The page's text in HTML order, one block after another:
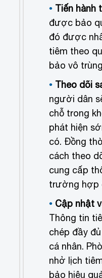
Tiến hành
được bảo
đó được
tiêm theo
bảo vô
Theo dõi
người dân
chỗ trong
phát hiện
có. Đồng
cách theo
cung cấp
trường hợp
Cập nhật
Thông tin
chép đầy
cá nhân.
nhở lịch
bảo hiệu